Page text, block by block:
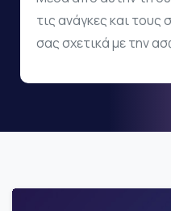
τις ανάγκες και τους
σας σχετικά με την